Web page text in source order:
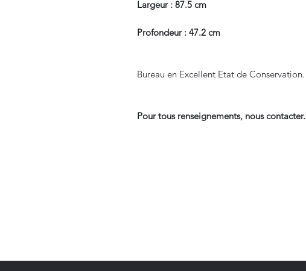
Largeur : 87.5 cm
Profondeur : 47.2 cm
Bureau en Excellent Etat de Conservation.
Pour tous renseignements, nous contacter.